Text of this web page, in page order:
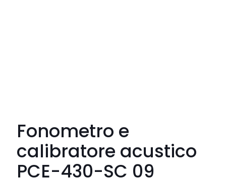
Fonometro e
calibratore acustico
PCE-430-SC 09